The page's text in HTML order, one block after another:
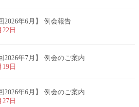
2026年6月】 例会報告
22日
2026年7月】 例会のご案内
19日
2026年6月】 例会のご案内
27日